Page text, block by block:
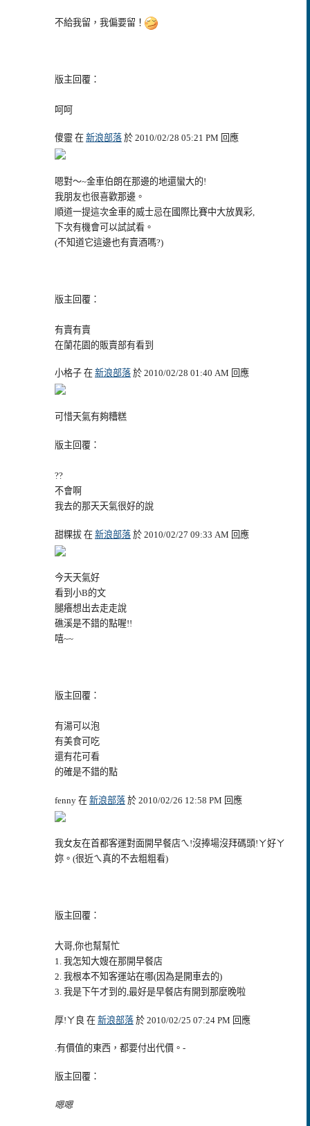
不給我留，我偏要留！
版主回覆：
呵呵
傻靈 在 新浪部落 於 2010/02/28 05:21 PM 回應
嗯對～~金車伯朗在那邊的地還蠻大的!
我朋友也很喜歡那邊。
順道一提這次金車的威士忌在國際比賽中大放異彩,
下次有機會可以試試看。
(不知道它這邊也有賣酒嗎?)
版主回覆：
有賣有賣
在蘭花園的販賣部有看到
小格子 在 新浪部落 於 2010/02/28 01:40 AM 回應
可惜天氣有夠糟糕
版主回覆：
??
不會啊
我去的那天天氣很好的說
甜粿拔 在 新浪部落 於 2010/02/27 09:33 AM 回應
今天天氣好
看到小B的文
腿癢想出去走走說
礁溪是不錯的點喔!!
嘻~~
版主回覆：
有湯可以泡
有美食可吃
還有花可看
的確是不錯的點
fenny 在 新浪部落 於 2010/02/26 12:58 PM 回應
我女友在首都客運對面開早餐店ㄟ!沒捧場沒拜碼頭!ㄚ好ㄚ
妳。(很近ㄟ真的不去粗粗看)
版主回覆：
大哥,你也幫幫忙
1. 我怎知大嫂在那開早餐店
2. 我根本不知客運站在哪(因為是開車去的)
3. 我是下午才到的,最好是早餐店有開到那麼晚啦
厚!ㄚ良 在 新浪部落 於 2010/02/25 07:24 PM 回應
.有價值的東西，都要付出代價。-
版主回覆：
嗯嗯